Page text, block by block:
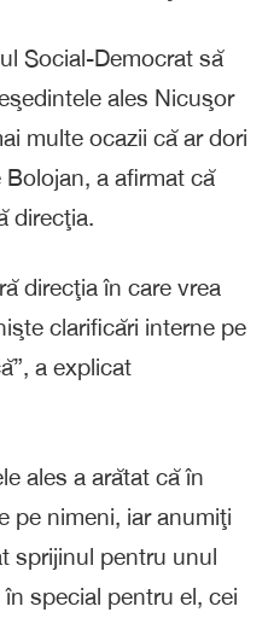
Social-Democrat să
ales Nicuşor
multe ocazii că ar dori
a afirmat că
direcţia.
direcţia în care vrea
clarificări interne pe
a explicat
ales a arătat că în
pe nimeni, iar anumiţi
sprijinul pentru unul
special pentru el, cei